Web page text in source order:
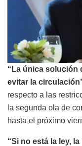
“La única solución
evitar la
respecto a las
la segunda ola de
hasta el próximo
“Si no está la ley,